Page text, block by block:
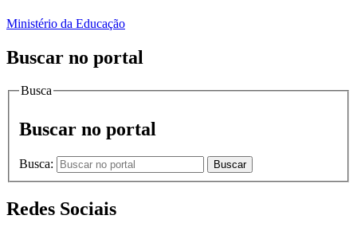
Ministério da Educação
Buscar no portal
Busca
Buscar no portal
Busca: Buscar
Redes Sociais